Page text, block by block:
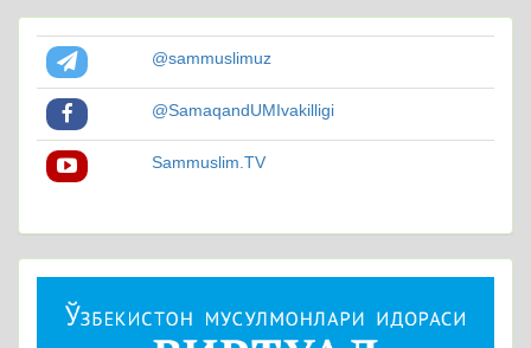
@sammuslimuz
@SamaqandUMIvakilligi
Sammuslim.TV